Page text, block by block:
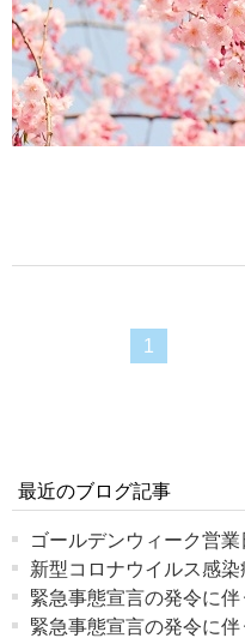
1
最近のブログ記事
ゴールデンウィーク営
新型コロナウイルス感
緊急事態宣言の発令に
緊急事態宣言の発令に伴